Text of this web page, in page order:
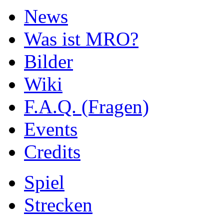
News
Was ist MRO?
Bilder
Wiki
F.A.Q. (Fragen)
Events
Credits
Spiel
Strecken